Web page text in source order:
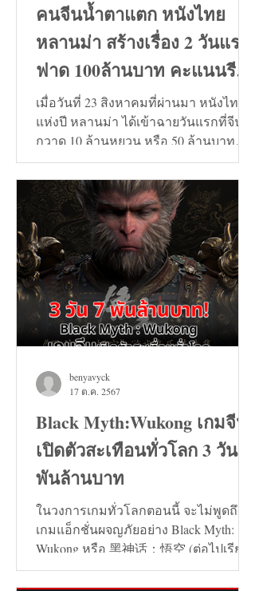
คนจีนน้ำตาแตก หนังไทย
หลานม่า สร้างเรื่อง 2 วันแรก
ฟาด 100ล้านบาท คะแนนรีวิว
9+
เมื่อวันที่ 23 สิงหาคมที่ผ่านมา หนังไทย
แห่งปี หลานม่า ได้เข้าฉายวันแรกที่จีน
กวาด 10 ล้านหยวน หรือ 50 ล้านบาท
และวันที่ 24 สิงหาคมทะลุ...
Black Myth:Wukong เกมจีน
เปิดตัวสะเทือนทั่วโลก 3 วัน 7
พันล้านบาท
ในวงการเกมทั่วโลกตอนนี้ จะไม่พูดถึง
เกมแอ็กชั่นผจญภัยอย่าง Black Myth:
Wukong หรือ 黑神话：悟空 (ต่อไปเรียก
ว่า เกมหงอคง) ไม่ได้เลย...
benyavyck
17 ต.ค. 2567